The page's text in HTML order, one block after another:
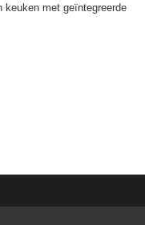
keuken met geïntegreerde